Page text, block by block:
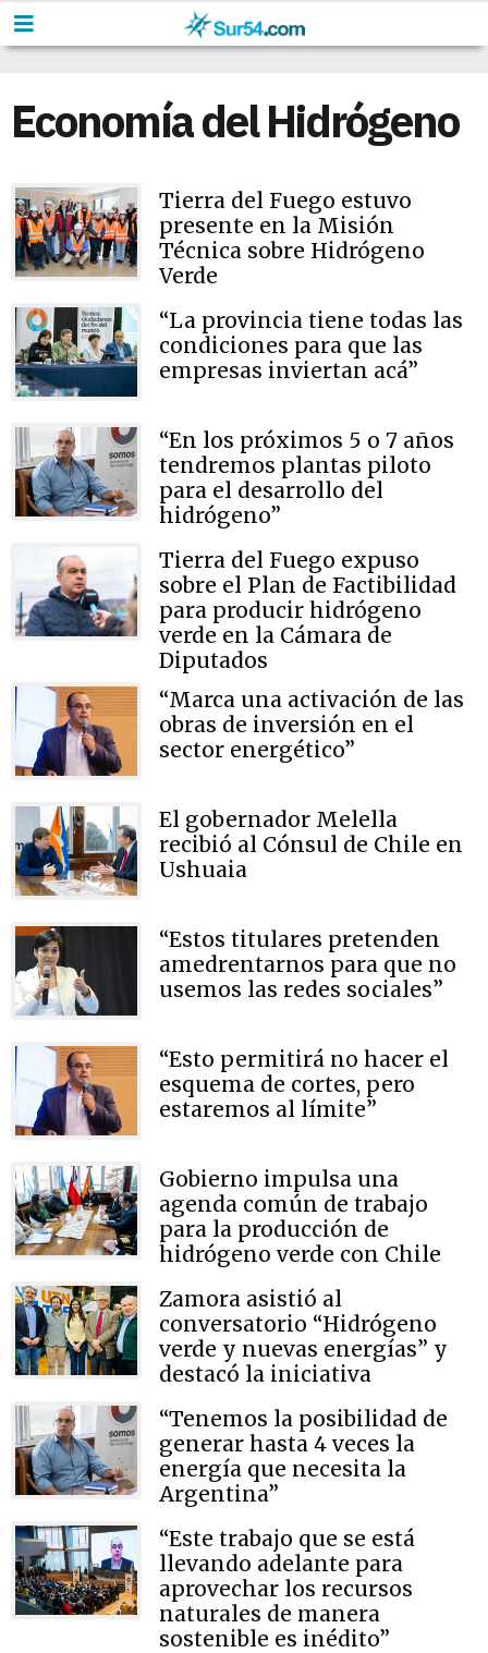
Economía del Hidrógeno
Tierra del Fuego estuvo
presente en la Misión
Técnica sobre Hidrógeno
Verde
“La provincia tiene todas las
condiciones para que las
empresas inviertan acá”
“En los próximos 5 o 7 años
tendremos plantas piloto
para el desarrollo del
hidrógeno”
Tierra del Fuego expuso
sobre el Plan de Factibilidad
para producir hidrógeno
verde en la Cámara de
Diputados
“Marca una activación de las
obras de inversión en el
sector energético”
El gobernador Melella
recibió al Cónsul de Chile en
Ushuaia
“Estos titulares pretenden
amedrentarnos para que no
usemos las redes sociales”
“Esto permitirá no hacer el
esquema de cortes, pero
estaremos al límite”
Gobierno impulsa una
agenda común de trabajo
para la producción de
hidrógeno verde con Chile
Zamora asistió al
conversatorio “Hidrógeno
verde y nuevas energías” y
destacó la iniciativa
“Tenemos la posibilidad de
generar hasta 4 veces la
energía que necesita la
Argentina”
“Este trabajo que se está
llevando adelante para
aprovechar los recursos
naturales de manera
sostenible es inédito”